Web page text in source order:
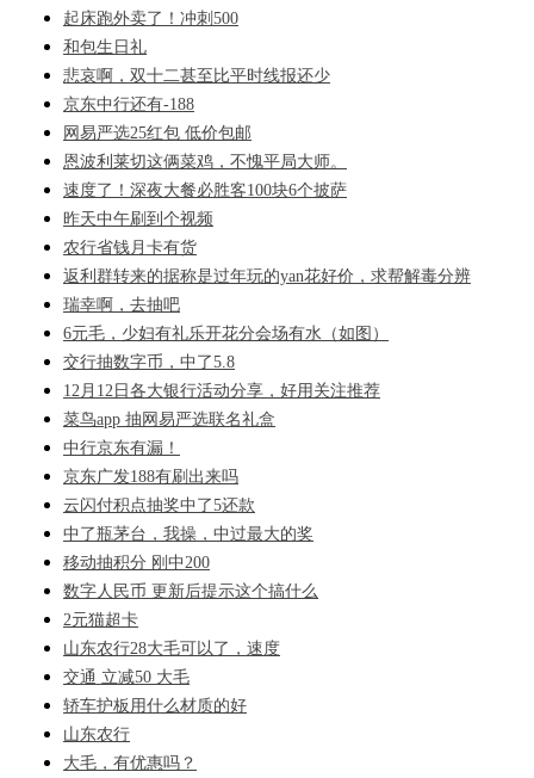
起床跑外卖了！冲刺500
和包生日礼
悲哀啊，双十二甚至比平时线报还少
京东中行还有-188
网易严选25红包 低价包邮
恩波利莱切这俩菜鸡，不愧平局大师。
速度了！深夜大餐必胜客100块6个披萨
昨天中午刷到个视频
农行省钱月卡有货
返利群转来的据称是过年玩的yan花好价，求帮解毒分辨
瑞幸啊，去抽吧
6元毛，少妇有礼乐开花分会场有水（如图）
交行抽数字币，中了5.8
12月12日各大银行活动分享，好用关注推荐
菜鸟app 抽网易严选联名礼盒
中行京东有漏！
京东广发188有刷出来吗
云闪付积点抽奖中了5还款
中了瓶茅台，我操，中过最大的奖
移动抽积分 刚中200
数字人民币 更新后提示这个搞什么
2元猫超卡
山东农行28大毛可以了，速度
交通 立减50 大毛
轿车护板用什么材质的好
山东农行
大毛，有优惠吗？